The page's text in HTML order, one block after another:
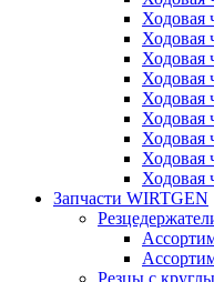
Ходовая
Ходовая
Ходовая
Ходовая
Ходовая
Ходовая
Ходовая
Ходовая
Ходовая
Запчасти WIRTGEN
Резцы с